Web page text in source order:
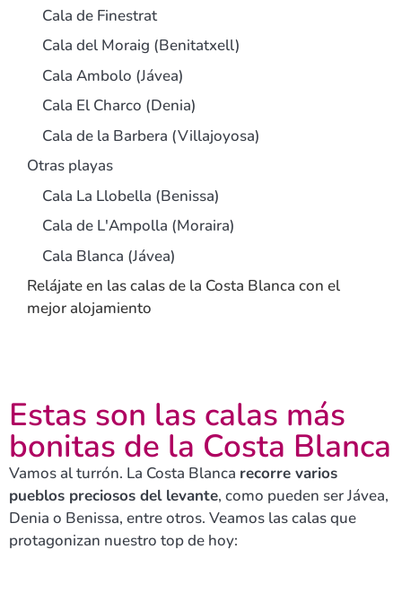
Cala de Finestrat
Cala del Moraig (Benitatxell)
Cala Ambolo (Jávea)
Cala El Charco (Denia)
Cala de la Barbera (Villajoyosa)
Otras playas
Cala La Llobella (Benissa)
Cala de L'Ampolla (Moraira)
Cala Blanca (Jávea)
Relájate en las calas de la Costa Blanca con el
mejor alojamiento
Estas son las calas más
bonitas de la Costa Blanca
Vamos al turrón. La Costa Blanca recorre varios
pueblos preciosos del levante, como pueden ser Jávea,
Denia o Benissa, entre otros. Veamos las calas que
protagonizan nuestro top de hoy: